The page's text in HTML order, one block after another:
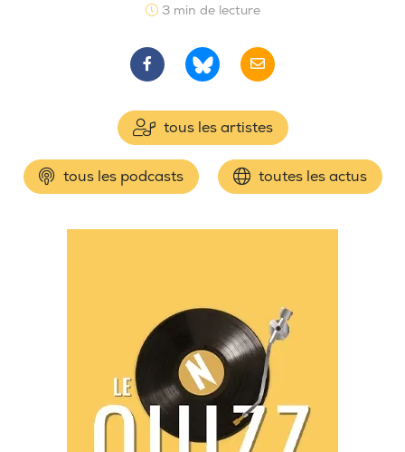
3 min de lecture
tous les artistes
tous les podcasts toutes les actus